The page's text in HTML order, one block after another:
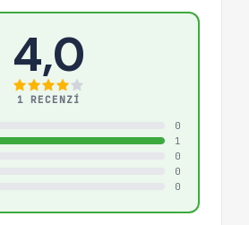
4,0
1 RECENZÍ
0
1
0
0
0